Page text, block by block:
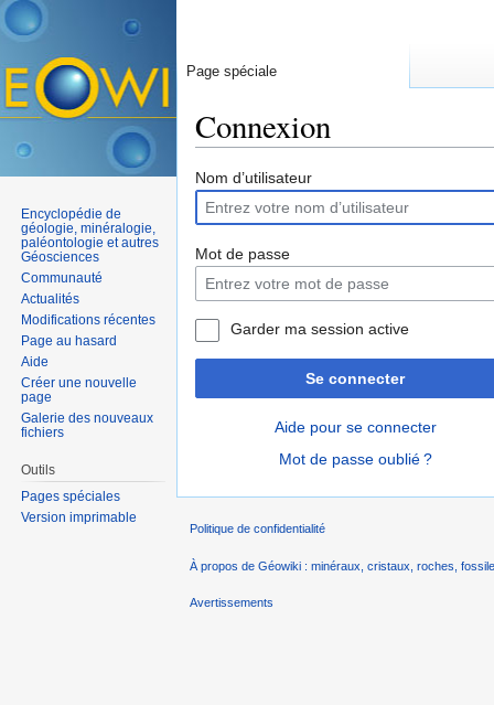
Connexion
Nom d’utilisateur
Mot de passe
Garder ma session active
Se connecter
Aide pour se connecter
Mot de passe oublié ?
Page spéciale
Encyclopédie de
géologie, minéralogie,
paléontologie et autres
Géosciences
Communauté
Actualités
Modifications récentes
Page au hasard
Aide
Créer une nouvelle
page
Galerie des nouveaux
fichiers
Outils
Pages spéciales
Version imprimable
Politique de confidentialité
À propos de Géowiki : minéraux, cristaux, roches,
Avertissements